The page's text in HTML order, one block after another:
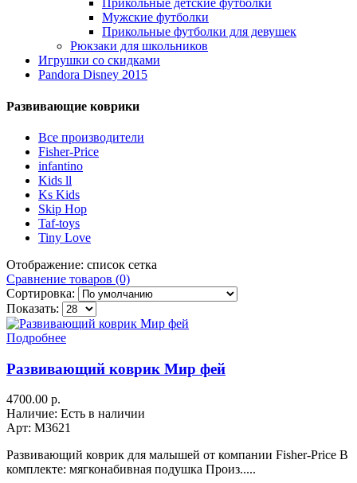
Прикольные детские футболки
Мужские футболки
Прикольные футболки для девушек
Рюкзаки для школьников
Игрушки со скидками
Pandora Disney 2015
Развивающие коврики
Все производители
Fisher-Price
infantino
Kids ll
Ks Kids
Skip Hop
Taf-toys
Tiny Love
Отображение: список сетка
Сравнение товаров (0)
Сортировка:
Показать:
Подробнее
Развивающий коврик Мир фей
4700.00 р.
Наличие: Есть в наличии
Арт: M3621
Развивающий коврик для малышей от компании Fisher-Price В
комплекте: мягконабивная подушка Произ.....